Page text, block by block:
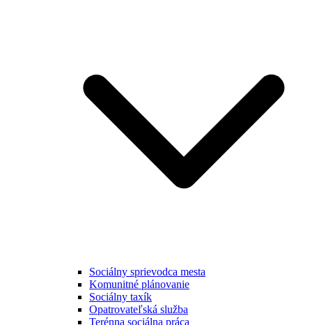
Sociálny sprievodca mesta
Komunitné plánovanie
Sociálny taxík
Opatrovateľská služba
Terénna sociálna práca